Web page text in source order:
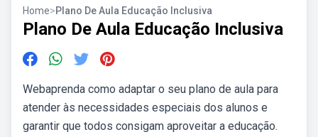
Home>Plano De Aula Educação Inclusiva
Plano De Aula Educação Inclusiva
Webaprenda como adaptar o seu plano de aula para
atender às necessidades especiais dos alunos e
garantir que todos consigam aproveitar a educação.